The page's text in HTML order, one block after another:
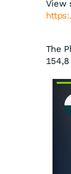
View
The
154,8